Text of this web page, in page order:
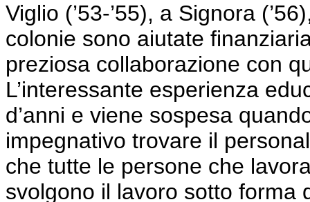
Viglio (’53-’55), a Signora
colonie sono aiutate
preziosa collaborazione con
L’interessante esperienza
d’anni e viene sospesa
impegnativo trovare il
che tutte le persone che
svolgono il lavoro sotto forma